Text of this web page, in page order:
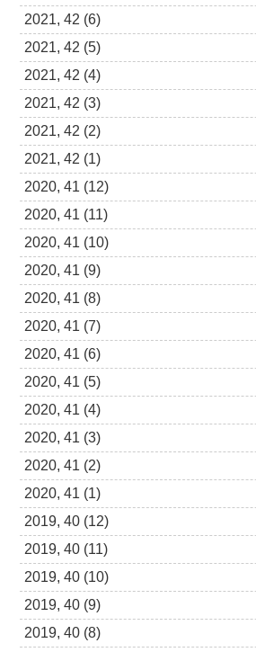
2021, 42 (6)
2021, 42 (5)
2021, 42 (4)
2021, 42 (3)
2021, 42 (2)
2021, 42 (1)
2020, 41 (12)
2020, 41 (11)
2020, 41 (10)
2020, 41 (9)
2020, 41 (8)
2020, 41 (7)
2020, 41 (6)
2020, 41 (5)
2020, 41 (4)
2020, 41 (3)
2020, 41 (2)
2020, 41 (1)
2019, 40 (12)
2019, 40 (11)
2019, 40 (10)
2019, 40 (9)
2019, 40 (8)